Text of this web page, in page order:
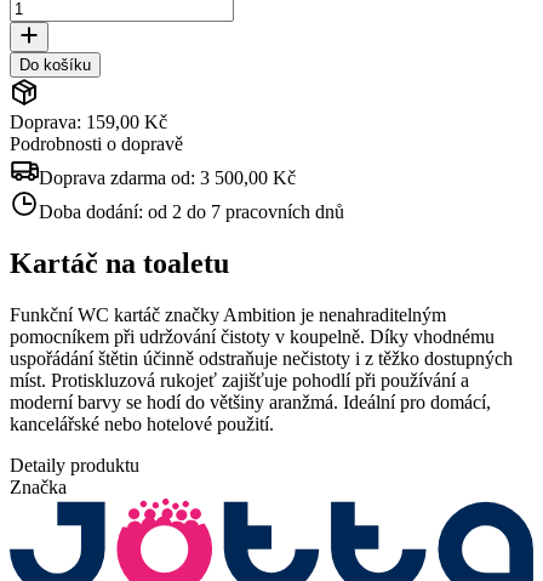
Do košíku
Doprava: 159,00 Kč
Podrobnosti o dopravě
Doprava zdarma od: 3 500,00 Kč
Doba dodání: od 2 do 7 pracovních dnů
Kartáč na toaletu
Funkční WC kartáč značky Ambition je nenahraditelným
pomocníkem při udržování čistoty v koupelně. Díky vhodnému
uspořádání štětin účinně odstraňuje nečistoty i z těžko dostupných
míst. Protiskluzová rukojeť zajišťuje pohodlí při používání a
moderní barvy se hodí do většiny aranžmá. Ideální pro domácí,
kancelářské nebo hotelové použití.
Detaily produktu
Značka